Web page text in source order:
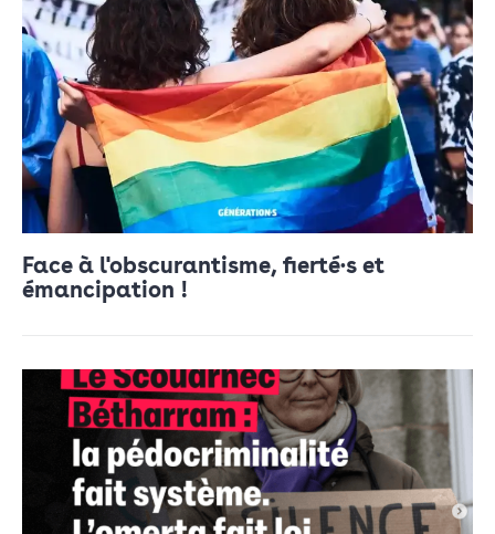
Face à l'obscurantisme, fierté·s et
émancipation !